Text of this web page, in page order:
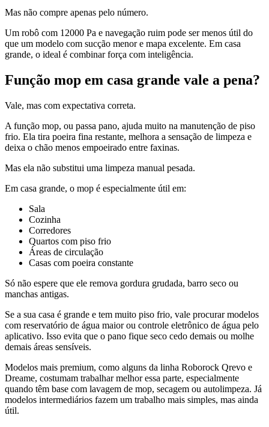
Mas não compre apenas pelo número.
Um robô com 12000 Pa e navegação ruim pode ser menos útil do
que um modelo com sucção menor e mapa excelente. Em casa
grande, o ideal é combinar força com inteligência.
Função mop em casa grande vale a pena?
Vale, mas com expectativa correta.
A função mop, ou passa pano, ajuda muito na manutenção de piso
frio. Ela tira poeira fina restante, melhora a sensação de limpeza e
deixa o chão menos empoeirado entre faxinas.
Mas ela não substitui uma limpeza manual pesada.
Em casa grande, o mop é especialmente útil em:
Sala
Cozinha
Corredores
Quartos com piso frio
Áreas de circulação
Casas com poeira constante
Só não espere que ele remova gordura grudada, barro seco ou
manchas antigas.
Se a sua casa é grande e tem muito piso frio, vale procurar modelos
com reservatório de água maior ou controle eletrônico de água pelo
aplicativo. Isso evita que o pano fique seco cedo demais ou molhe
demais áreas sensíveis.
Modelos mais premium, como alguns da linha Roborock Qrevo e
Dreame, costumam trabalhar melhor essa parte, especialmente
quando têm base com lavagem de mop, secagem ou autolimpeza. Já
modelos intermediários fazem um trabalho mais simples, mas ainda
útil.